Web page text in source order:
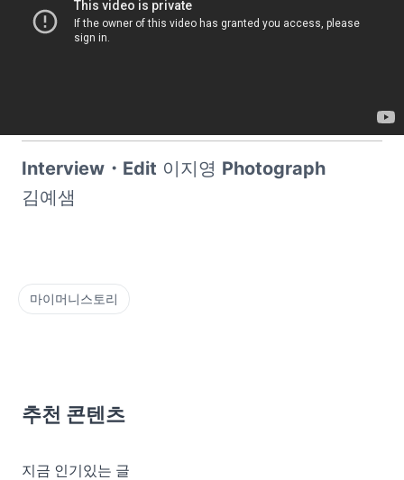
Interview・Edit 이지영 Photograph
김예샘
마이머니스토리
추천 콘텐츠
지금 인기있는 글